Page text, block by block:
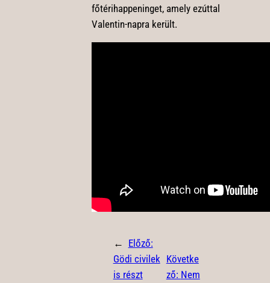
főtérihappeninget, amely ezúttal
Valentin-napra került.
← Előző:
Gödi civilek
is részt
Követke
ző: Nem